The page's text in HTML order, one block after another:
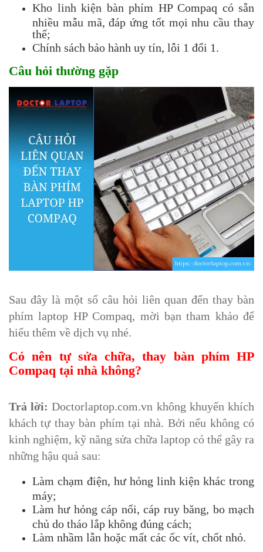
Kho linh kiện bàn phím HP Compaq có sẵn
nhiều mẫu mã, đáp ứng tốt mọi nhu cầu thay
thế;
Chính sách bảo hành uy tín, lỗi 1 đổi 1.
Câu hỏi thường gặp
Sau đây là một số câu hỏi liên quan đến thay bàn
phím laptop HP Compaq, mời bạn tham khảo để
hiểu thêm về dịch vụ nhé.
Có nên tự sửa chữa, thay bàn phím HP
Compaq tại nhà không?
Trả lời:Doctorlaptop.com.vn không khuyến khích
khách tự thay bàn phím tại nhà. Bởi nếu không có
kinh nghiệm, kỹ năng sửa chữa laptop có thể gây ra
những hậu quả sau:
Làm chạm điện, hư hỏng linh kiện khác trong
máy;
Làm hư hỏng cáp nối, cáp ruy băng, bo mạch
chủ do tháo lắp không đúng cách;
Làm nhầm lẫn hoặc mất các ốc vít, chốt nhỏ.